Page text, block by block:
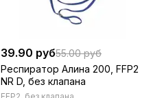
39.90 руб55.00 руб
Респиратор Алина 200, FFP2
NR D, без клапана